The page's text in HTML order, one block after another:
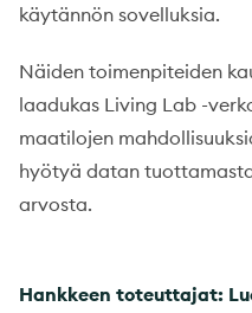
käytännön sovelluksia.
Näiden toimenpiteiden
laadukas Living Lab -
maatilojen
hyötyä datan
arvosta.
Hankkeen toteuttajat: